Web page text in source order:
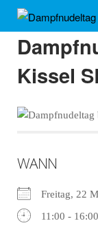
Skip
content
Home
Kissel
WANN
Freitag, 22
11:00 - 16:00